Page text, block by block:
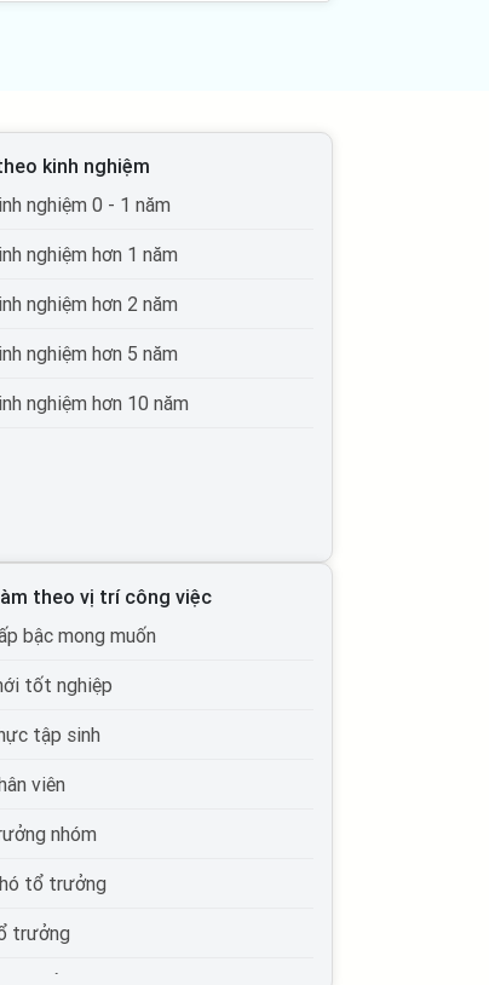
kinh nghiệm
nghiệm 0 - 1 năm
nghiệm hơn 1 năm
nghiệm hơn 2 năm
nghiệm hơn 5 năm
nghiệm hơn 10 năm
theo vị trí công việc
bậc mong muốn
tốt nghiệp
tập sinh
viên
nhóm
tổ trưởng
trưởng